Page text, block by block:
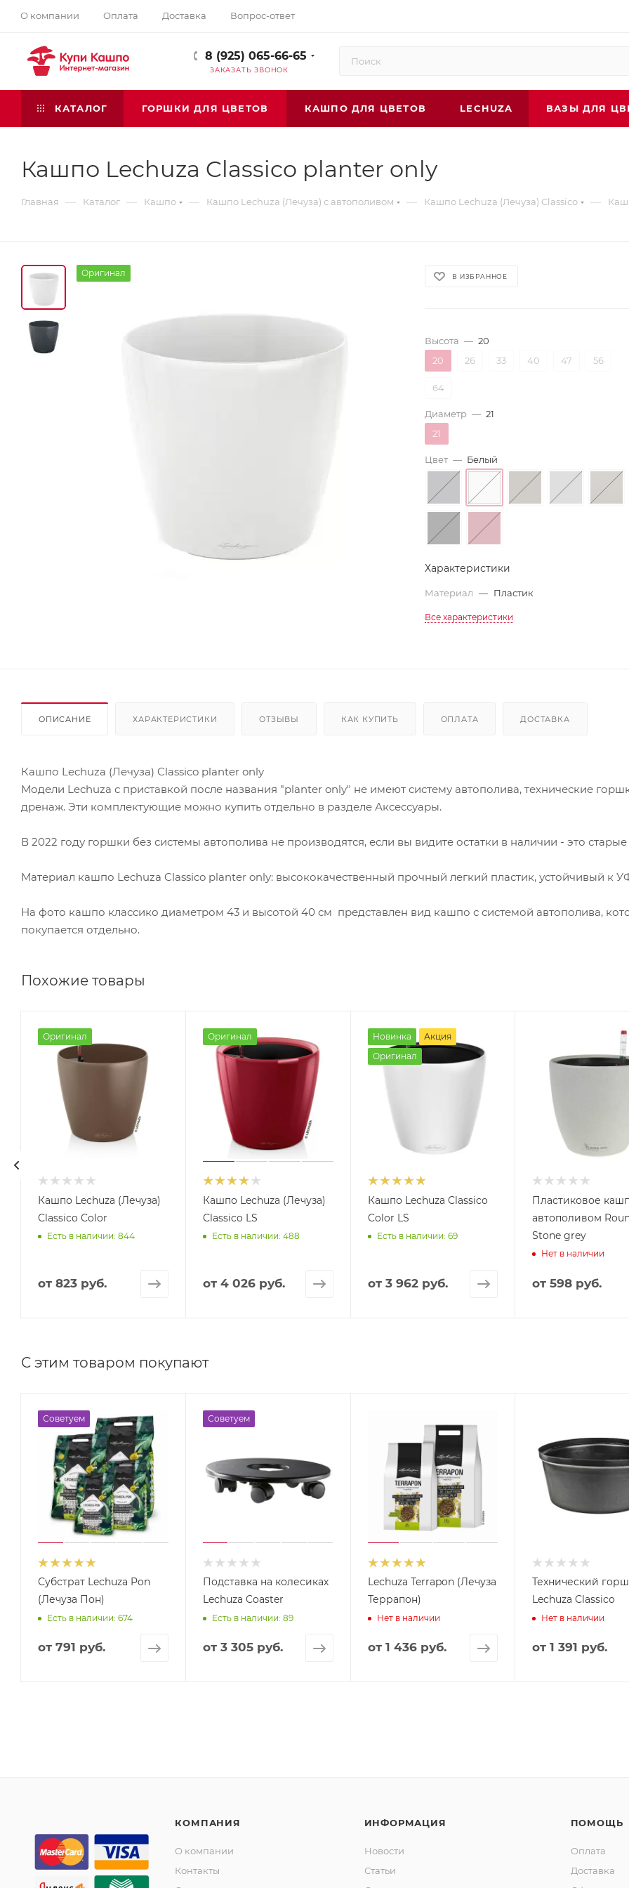
О компании Оплата Доставка Вопрос-ответ
8 (925) 065-66-65
ЗАКАЗАТЬ ЗВОНОК
КАТАЛОГ ГОРШКИ ДЛЯ ЦВЕТОВ КАШПО ДЛЯ ЦВЕТОВ LECHUZA ВАЗЫ ДЛЯ
Кашпо Lechuza Classico planter only
Главная — Каталог — Кашпо — Кашпо Lechuza (Лечуза) с автополивом — Кашпо Lechuza (Лечуза) Classico —
Оригинал В ИЗБРАННОЕ
Высота — 20
20
26 33 40 47 56
64
Диаметр — 21
21
Цвет — Белый
Характеристики
Материал — Пластик
Все характеристики
ОПИСАНИЕ ХАРАКТЕРИСТИКИ ОТЗЫВЫ КАК КУПИТЬ ОПЛАТА ДОСТАВКА
Кашпо Lechuza (Лечуза) Classico planter only
Модели Lechuza с приставкой после названия "planter only" не имеют систему автополива, технические
дренаж. Эти комплектующие можно купить отдельно в разделе Аксессуары.
В 2022 году горшки без системы автополива не производятся, если вы видите остатки в наличии - это
Материал кашпо Lechuza Classico planter only: высококачественный прочный легкий пластик, устойчивый к
На фото кашпо классико диаметром 43 и высотой 40 см представлен вид кашпо с системой автополива,
покупается отдельно.
Похожие товары
Оригинал
Кашпо Lechuza (Лечуза)
Classico Color
Есть в наличии: 844
от 823 руб.
Оригинал
Кашпо Lechuza (Лечуза)
Classico LS
Есть в наличии: 488
от 4 026 руб.
Новинка
Акция
Оригинал
Кашпо Lechuza Classico
Color LS
Есть в наличии: 69
от 3 962 руб.
Пластиковое
автополивом
Stone grey
Нет в наличии
от598 руб.
С этим товаром покупают
Советуем
Субстрат Lechuza Pon
(Лечуза Пон)
Есть в наличии: 674
от 791 руб.
Советуем
Подставка на колесиках
Lechuza Coaster
Есть в наличии: 89
от 3 305 руб.
Lechuza Terrapon (Лечуза
Террапон)
Нет в наличии
от 1 436 руб.
Технический
Lechuza Classico
Нет в наличии
от1 391 руб.
КОМПАНИЯ
О компании
Контакты
ИНФОРМАЦИЯ
Новости
Статьи
ПОМОЩЬ
Оплата
Доставка